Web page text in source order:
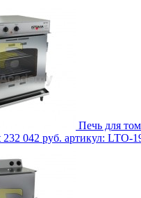
Печь для
232 042 руб. артикул: LTO-